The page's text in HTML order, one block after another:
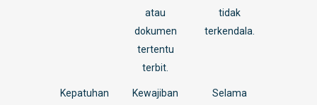
atau
dokumen
tertentu
terbit.
tidak
terkendala.
Kepatuhan
Kewajiban
Selama